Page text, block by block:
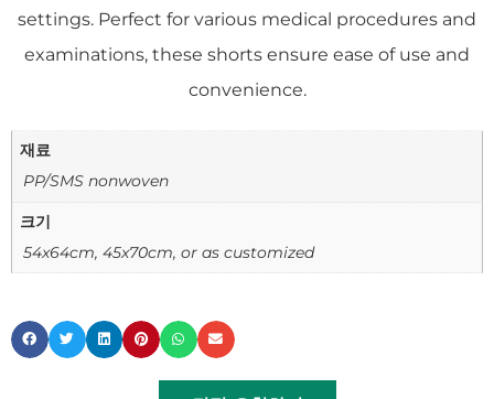
settings. Perfect for various medical procedures and
examinations, these shorts ensure ease of use and
convenience.
재료
PP/SMS nonwoven
크기
54x64cm, 45x70cm, or as customized